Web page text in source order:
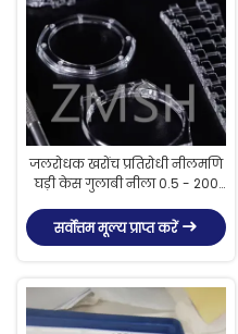
जलरोधक खरोंच प्रतिरोधी नीलमणि
घड़ी केस गुलाबी नीला 0.5 - 200
सर्वोत्तम मूल्य प्राप्त करें